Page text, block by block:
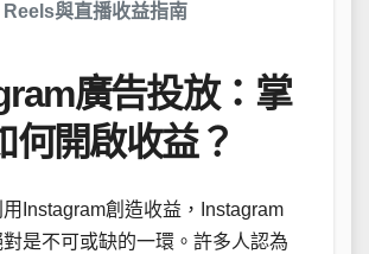
與直播收益指南
廣告投放：掌
何開啟收益？
Instagram創造收益，Instagram
是不可或缺的一環。許多人認為